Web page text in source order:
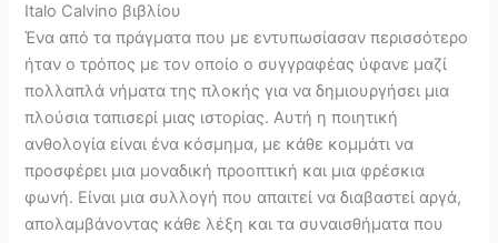
Italo Calvino βιβλίου
Ένα από τα πράγματα που με εντυπωσίασαν περισσότερο
ήταν ο τρόπος με τον οποίο ο συγγραφέας ύφανε μαζί
πολλαπλά νήματα της πλοκής για να δημιουργήσει μια
πλούσια ταπισερί μιας ιστορίας. Αυτή η ποιητική
ανθολογία είναι ένα κόσμημα, με κάθε κομμάτι να
προσφέρει μια μοναδική προοπτική και μια φρέσκια
φωνή. Είναι μια συλλογή που απαιτεί να διαβαστεί αργά,
απολαμβάνοντας κάθε λέξη και τα συναισθήματα που